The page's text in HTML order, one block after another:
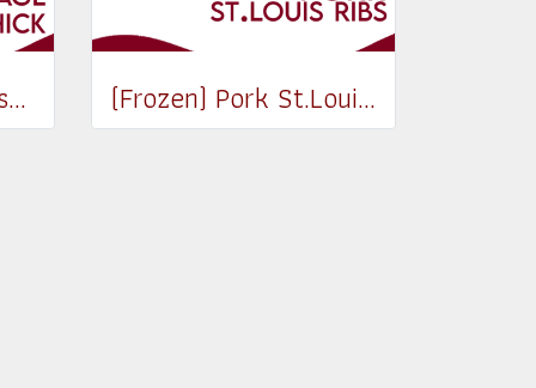
(Frozen) Italian Sausage Classic (Thick) (550-650g) (Frozen) Pork St.Louis Ribs 800-900g